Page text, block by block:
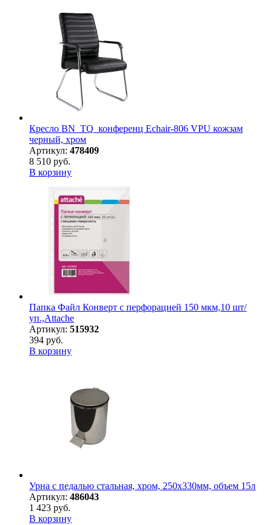
Кресло BN_TQ_конференц Echair-806 VPU кожзам
черный, хром
Артикул: 478409
8 510 руб.
В корзину
Папка Файл Конверт с перфорацией 150 мкм,10 шт/
уп.,Attache
Артикул: 515932
394 руб.
В корзину
Урна с педалью стальная, хром, 250х330мм, объем 15л
Артикул: 486043
1 423 руб.
В корзину